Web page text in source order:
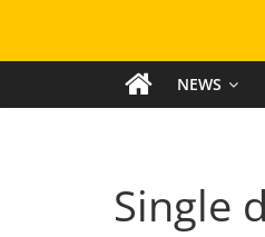
NEWS
Single